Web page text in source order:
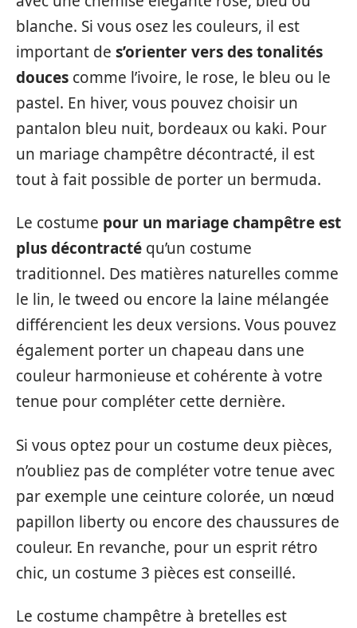
blanche. Si vous osez les couleurs, il est
important de s’orienter vers des tonalités
douces comme l’ivoire, le rose, le bleu ou le
pastel. En hiver, vous pouvez choisir un
pantalon bleu nuit, bordeaux ou kaki. Pour
un mariage champêtre décontracté, il est
tout à fait possible de porter un bermuda.
Le costume pour un mariage champêtre est
plus décontracté qu’un costume
traditionnel. Des matières naturelles comme
le lin, le tweed ou encore la laine mélangée
différencient les deux versions. Vous pouvez
également porter un chapeau dans une
couleur harmonieuse et cohérente à votre
tenue pour compléter cette dernière.
Si vous optez pour un costume deux pièces,
n’oubliez pas de compléter votre tenue avec
par exemple une ceinture colorée, un nœud
papillon liberty ou encore des chaussures de
couleur. En revanche, pour un esprit rétro
chic, un costume 3 pièces est conseillé.
Le costume champêtre à bretelles est